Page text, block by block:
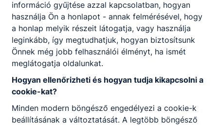
információ gyűjtése azzal kapcsolatban, hogyan
használja Ön a honlapot - annak felmérésével, hogy
a honlap melyik részeit látogatja, vagy használja
leginkább, így megtudhatjuk, hogyan biztosítsunk
Önnek még jobb felhasználói élményt, ha ismét
meglátogatja oldalunkat.
Hogyan ellenőrizheti és hogyan tudja kikapcsolni a
cookie-kat?
Minden modern böngésző engedélyezi a cookie-k
beállításának a változtatását. A legtöbb böngésző